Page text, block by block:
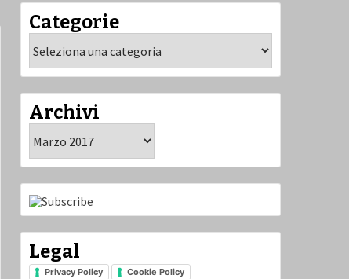
Categorie
Archivi
Legal
Privacy Policy Cookie Policy